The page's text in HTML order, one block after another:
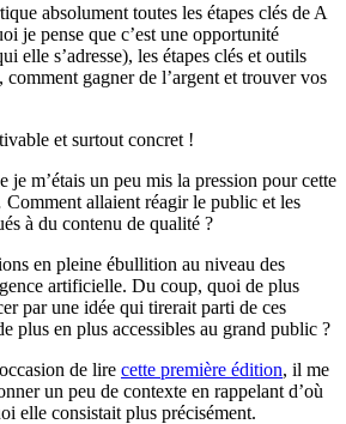
absolument toutes les étapes clés de A
je pense que c’est une opportunité
elle s’adresse), les étapes clés et outils
gagner de l’argent et trouver vos
et surtout concret !
je m’étais un peu mis la pression pour cette
allaient réagir le public et les
à du contenu de qualité ?
en pleine ébullition au niveau des
artificielle. Du coup, quoi de plus
par une idée qui tirerait parti de ces
plus en plus accessibles au grand public ?
de lire cette première édition, il me
un peu de contexte en rappelant d’où
elle consistait plus précisément.